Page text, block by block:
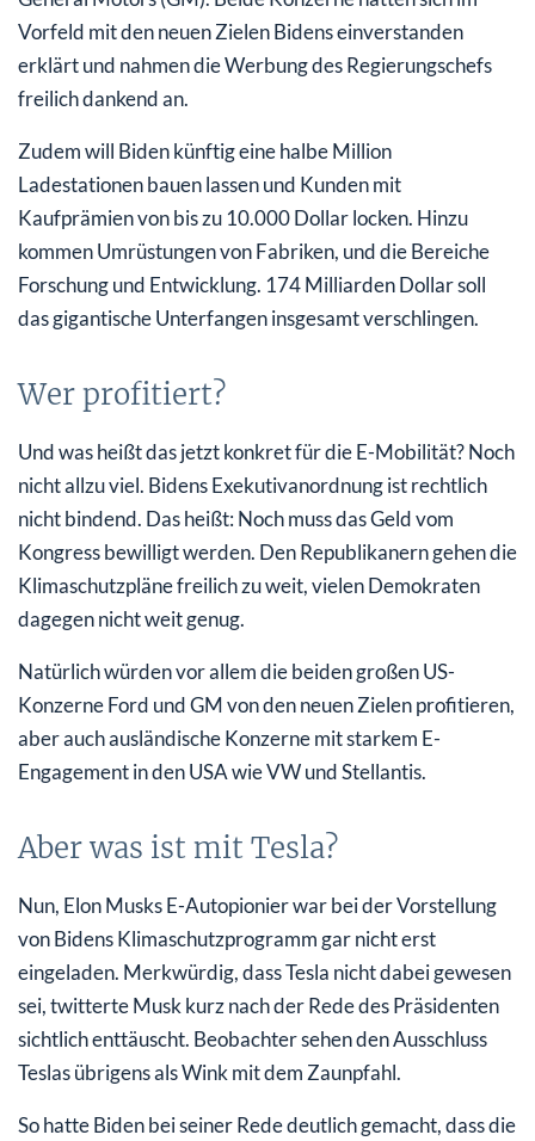
Vorfeld mit den neuen Zielen Bidens einverstanden
erklärt und nahmen die Werbung des Regierungschefs
freilich dankend an.
Zudem will Biden künftig eine halbe Million
Ladestationen bauen lassen und Kunden mit
Kaufprämien von bis zu 10.000 Dollar locken. Hinzu
kommen Umrüstungen von Fabriken, und die Bereiche
Forschung und Entwicklung. 174 Milliarden Dollar soll
das gigantische Unterfangen insgesamt verschlingen.
Wer profitiert?
Und was heißt das jetzt konkret für die E-Mobilität? Noch
nicht allzu viel. Bidens Exekutivanordnung ist rechtlich
nicht bindend. Das heißt: Noch muss das Geld vom
Kongress bewilligt werden. Den Republikanern gehen die
Klimaschutzpläne freilich zu weit, vielen Demokraten
dagegen nicht weit genug.
Natürlich würden vor allem die beiden großen US-
Konzerne Ford und GM von den neuen Zielen profitieren,
aber auch ausländische Konzerne mit starkem E-
Engagement in den USA wie VW und Stellantis.
Aber was ist mit Tesla?
Nun, Elon Musks E-Autopionier war bei der Vorstellung
von Bidens Klimaschutzprogramm gar nicht erst
eingeladen. Merkwürdig, dass Tesla nicht dabei gewesen
sei, twitterte Musk kurz nach der Rede des Präsidenten
sichtlich enttäuscht. Beobachter sehen den Ausschluss
Teslas übrigens als Wink mit dem Zaunpfahl.
So hatte Biden bei seiner Rede deutlich gemacht, dass die